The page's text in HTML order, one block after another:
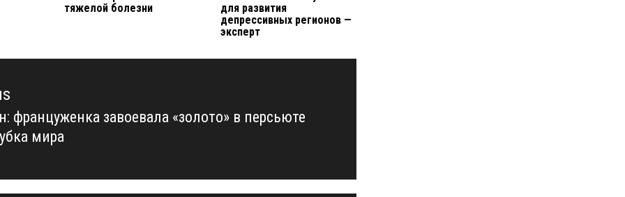
тяжелой болезни
для развития
депрессивных регионов —
эксперт
француженка завоевала «золото» в персьюте
мира